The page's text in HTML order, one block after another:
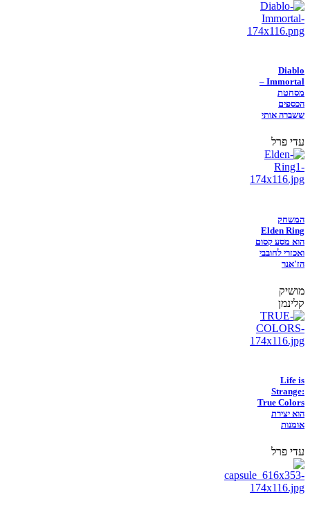
Diablo
Immortal –
מסחטת
הכספים
ששברה אותי
עדי פרל
המשחק
Elden Ring
הוא מסע קסום
ואכזרי לחובבי
הז'אנר
מושיק
קלינמן
Life is
Strange:
True Colors
הוא יצירת
אומנות
עדי פרל